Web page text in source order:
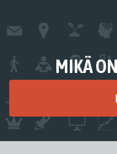
MIKÄ